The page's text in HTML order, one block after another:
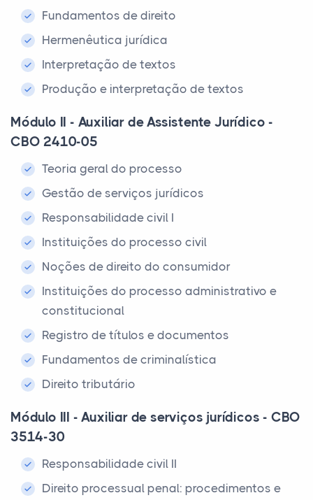
Fundamentos de direito
Hermenêutica jurídica
Interpretação de textos
Produção e interpretação de textos
Módulo II - Auxiliar de Assistente Jurídico -
CBO 2410-05
Teoria geral do processo
Gestão de serviços jurídicos
Responsabilidade civil I
Instituições do processo civil
Noções de direito do consumidor
Instituições do processo administrativo e
constitucional
Registro de títulos e documentos
Fundamentos de criminalística
Direito tributário
Módulo III - Auxiliar de serviços jurídicos - CBO
3514-30
Responsabilidade civil II
Direito processual penal: procedimentos e